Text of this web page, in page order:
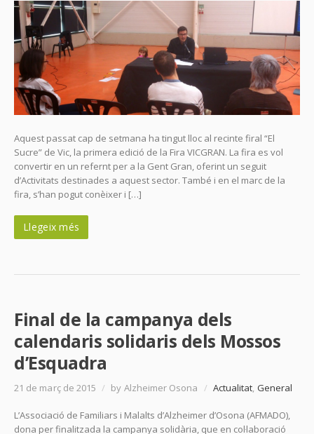
Aquest passat cap de setmana ha tingut lloc al recinte firal “El
Sucre” de Vic, la primera edició de la Fira VICGRAN. La fira es vol
convertir en un refernt per a la Gent Gran, oferint un seguit
d’Activitats destinades a aquest sector. També i en el marc de la
fira, s’han pogut conèixer i […]
Llegeix més
Final de la campanya dels
calendaris solidaris dels Mossos
d’Esquadra
21 de març de 2015 / by Alzheimer Osona / Actualitat, General
L’Associació de Familiars i Malalts d’Alzheimer d’Osona (AFMADO),
dona per finalitzada la campanya solidària, que en col·laboració